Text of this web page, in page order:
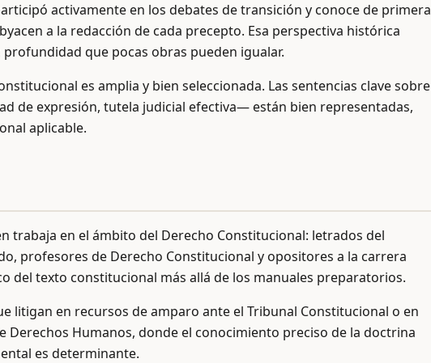
activamente en los debates de transición y conoce de primera
a la redacción de cada precepto. Esa perspectiva histórica
que pocas obras pueden igualar.
es amplia y bien seleccionada. Las sentencias clave sobre
de expresión, tutela judicial efectiva— están bien representadas,
aplicable.
trabaja en el ámbito del Derecho Constitucional: letrados del
profesores de Derecho Constitucional y opositores a la carrera
del texto constitucional más allá de los manuales preparatorios.
litigan en recursos de amparo ante el Tribunal Constitucional o en
Derechos Humanos, donde el conocimiento preciso de la doctrina
es determinante.